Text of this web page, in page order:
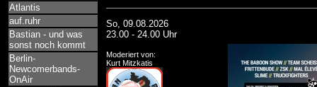
Atlantis
auf.ruhr
Bastian - und was
sonst noch kommt
Berlin-
Newcomerbands-
OnAir
So, 09.08.2026
23.00 - 24.00 Uhr
Moderiert von:
Kurt Mitzkatis